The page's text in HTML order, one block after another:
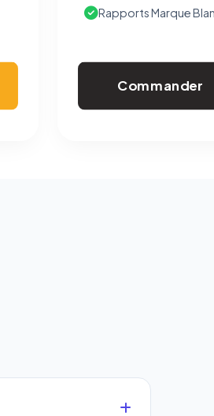
Rapports Marque
Commander